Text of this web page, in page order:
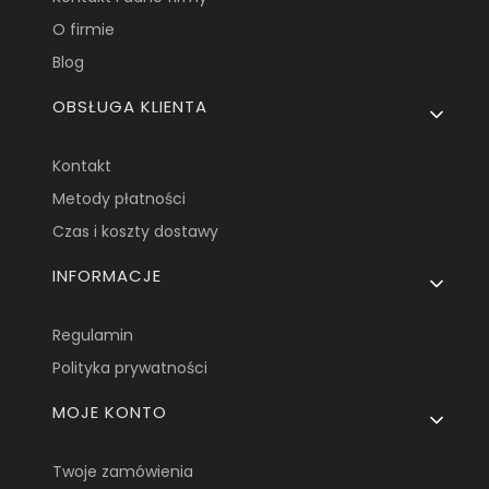
O firmie
Blog
OBSŁUGA KLIENTA
Kontakt
Metody płatności
Czas i koszty dostawy
INFORMACJE
Regulamin
Polityka prywatności
MOJE KONTO
Twoje zamówienia